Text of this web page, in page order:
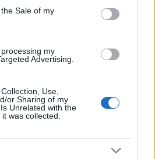
Sale of my
my
Advertising.
Use,
or Sharing of my
Unrelated with the
was collected.
utazik a juniorválogatott
meccset nyert meg a Miskolc